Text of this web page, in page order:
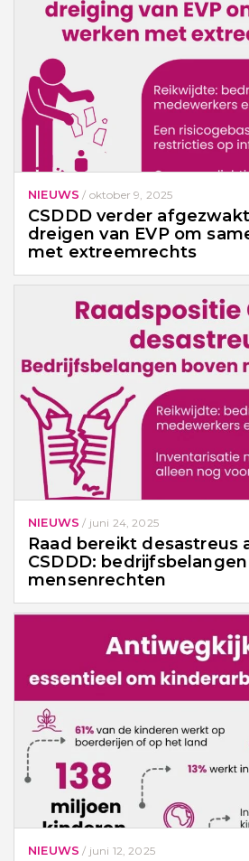
NIEUWS / oktober 9, 2025
CSDDD verder
dreigen van EVP om
met extreemrechts
NIEUWS / juni 24, 2025
Raad bereikt desastreus
CSDDD:
mensenrechten
NIEUWS / juni 12, 2025